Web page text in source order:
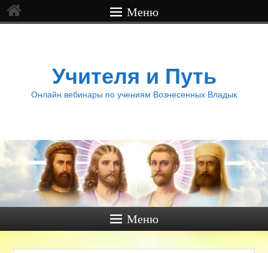
Меню
Учителя и Путь
Онлайн вебинары по учениям Вознесенных Владык
Меню